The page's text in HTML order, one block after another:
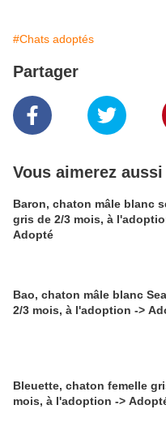
#Chats adoptés
Partager
Vous aimerez aussi
Baron, chaton mâle blanc
gris de 2/3 mois, à
Adopté
Bao, chaton mâle blanc
2/3 mois, à l'adoption ->
Bleuette, chaton femelle
mois, à l'adoption ->